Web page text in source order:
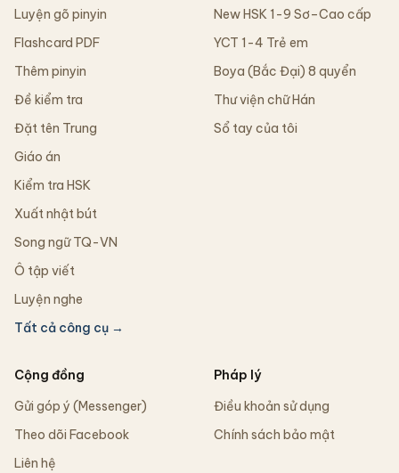
Luyện gõ pinyin
Flashcard PDF
Thêm pinyin
Đề kiểm tra
Đặt tên Trung
Giáo án
Kiểm tra HSK
Xuất nhật bút
Song ngữ TQ-VN
Ô tập viết
Luyện nghe
Tất cả công cụ →
New HSK 1-9 Sơ–Cao cấp
YCT 1-4 Trẻ em
Boya (Bắc Đại) 8 quyển
Thư viện chữ Hán
Sổ tay của tôi
Cộng đồng
Gửi góp ý (Messenger)
Theo dõi Facebook
Liên hệ
Pháp lý
Điều khoản sử dụng
Chính sách bảo mật